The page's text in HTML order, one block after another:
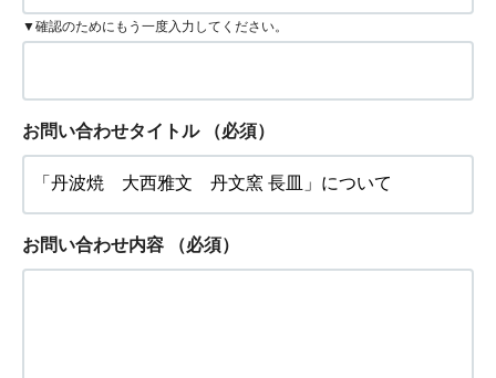
▼確認のためにもう一度入力してください。
お問い合わせタイトル （必須）
お問い合わせ内容 （必須）